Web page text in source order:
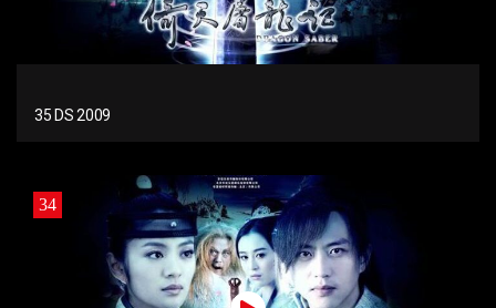
35 DS 2009
34